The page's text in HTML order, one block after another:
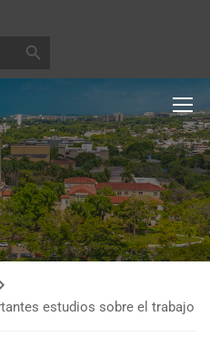
estudios sobre el trabajo